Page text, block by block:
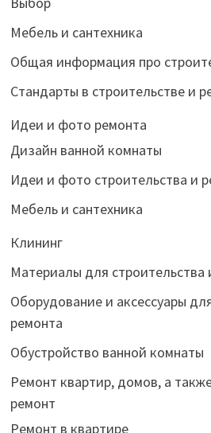
Мебель и сантехника
Общая информация про
Стандарты в строительстве и
Идеи и фото ремонта
Дизайн ванной комнаты
Идеи и фото строительства и
Мебель и сантехника
Клининг
Материалы для строительства
Оборудование и аксессуары
ремонта
Обустройство ванной комнаты
Ремонт квартир, домов, а
ремонт
Ремонт в квартире